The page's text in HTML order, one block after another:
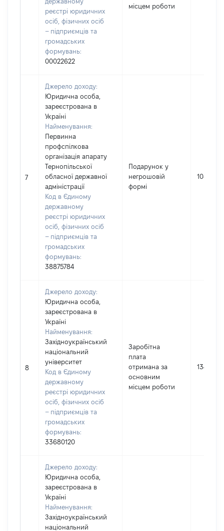
реєстрі юридичних
осіб, фізичних осіб
– підприємців та
громадських
формувань:
00022622
місцем роботи
7
Джерело доходу:
Юридична особа,
зареєстрована в
Україні
Найменування:
Первинна
профспілкова
організація апарату
Тернопільської
обласної державної
адміністрації
Код в Єдиному
державному
реєстрі юридичних
осіб, фізичних осіб
– підприємців та
громадських
формувань:
38875784
Подарунок у
негрошовій
формі
1085
8
Джерело доходу:
Юридична особа,
зареєстрована в
Україні
Найменування:
Західноукраїнський
національний
університет
Код в Єдиному
державному
реєстрі юридичних
осіб, фізичних осіб
– підприємців та
громадських
формувань:
33680120
Заробітна
плата
отримана за
основним
місцем роботи
13479
Джерело доходу:
Юридична особа,
зареєстрована в
Україні
Найменування:
Західноукраїнський
національний